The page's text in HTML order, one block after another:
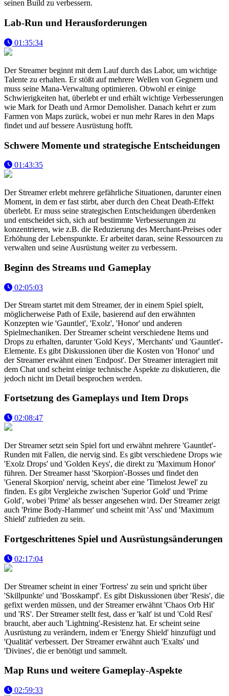
seinen Build zu verbessern.
Lab-Run und Herausforderungen
01:35:34
Der Streamer beginnt mit dem Lauf durch das Labor, um wichtige
Talente zu erhalten. Er stößt auf mehrere Wellen von Gegnern und
muss seine Mana-Verwaltung optimieren. Obwohl er einige
Schwierigkeiten hat, überlebt er und erhält wichtige Verbesserungen
wie Mark for Death und Armor Demolisher. Danach kehrt er zum
Farmen von Maps zurück, wobei er nun mehr Rares in den Maps
findet und auf bessere Ausrüstung hofft.
Schwere Momente und strategische Entscheidungen
01:43:35
Der Streamer erlebt mehrere gefährliche Situationen, darunter einen
Moment, in dem er fast stirbt, aber durch den Cheat Death-Effekt
überlebt. Er muss seine strategischen Entscheidungen überdenken
und entscheidet sich, sich auf bestimmte Verbesserungen zu
konzentrieren, wie z.B. die Reduzierung des Merchant-Preises oder
Erhöhung der Lebenspunkte. Er arbeitet daran, seine Ressourcen zu
verwalten und seine Ausrüstung weiter zu verbessern.
Beginn des Streams und Gameplay
02:05:03
Der Stream startet mit dem Streamer, der in einem Spiel spielt,
möglicherweise Path of Exile, basierend auf den erwähnten
Konzepten wie 'Gauntlet', 'Exolz', 'Honor' und anderen
Spielmechaniken. Der Streamer scheint verschiedene Items und
Drops zu erhalten, darunter 'Gold Keys', 'Merchants' und 'Gauntlet'-
Elemente. Es gibt Diskussionen über die Kosten von 'Honor' und
der Streamer erwähnt einen 'Endpost'. Der Streamer interagiert mit
dem Chat und scheint einige technische Aspekte zu diskutieren, die
jedoch nicht im Detail besprochen werden.
Fortsetzung des Gameplays und Item Drops
02:08:47
Der Streamer setzt sein Spiel fort und erwähnt mehrere 'Gauntlet'-
Runden mit Fallen, die nervig sind. Es gibt verschiedene Drops wie
'Exolz Drops' und 'Golden Keys', die direkt zu 'Maximum Honor'
führen. Der Streamer hasst 'Skorpion'-Bosses und findet den
'General Skorpion' nervig, scheint aber eine 'Timelost Jewel' zu
finden. Es gibt Vergleiche zwischen 'Superior Gold' und 'Prime
Gold', wobei 'Prime' als besser angesehen wird. Der Streamer zeigt
auch 'Prime Body-Hammer' und scheint mit 'Ass' und 'Maximum
Shield' zufrieden zu sein.
Fortgeschrittenes Spiel und Ausrüstungsänderungen
02:17:04
Der Streamer scheint in einer 'Fortress' zu sein und spricht über
'Skillpunkte' und 'Bosskampf'. Es gibt Diskussionen über 'Resis', die
gefixt werden müssen, und der Streamer erwähnt 'Chaos Orb Hit'
und 'RS'. Der Streamer stellt fest, dass er 'kalt' ist und 'Cold Resi'
braucht, aber auch 'Lightning'-Resistenz hat. Er scheint seine
Ausrüstung zu verändern, indem er 'Energy Shield' hinzufügt und
'Qualität' verbessert. Der Streamer erwähnt auch 'Exalts' und
'Divines', die er benötigt und sammelt.
Map Runs und weitere Gameplay-Aspekte
02:59:33